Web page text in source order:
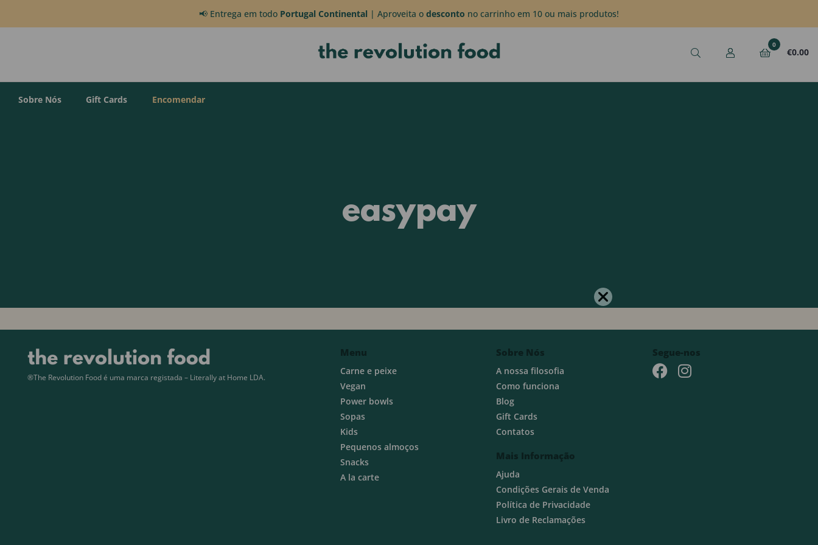
📢 Entrega em todo Portugal Continental | Aproveita o desconto no carrinho em 10 ou mais produtos!
0
€0.00
Sobre Nós Gift Cards Encomendar
easypay
®The Revolution Food é uma marca registada – Literally at Home LDA.
Menu
Carne e peixe
Vegan
Power bowls
Sopas
Kids
Pequenos almoços
Snacks
A la carte
Sobre Nós
A nossa filosofia
Como funciona
Blog
Gift Cards
Contatos
Mais Informação
Ajuda
Condições Gerais de Venda
Política de Privacidade
Livro de Reclamações
Segue-nos